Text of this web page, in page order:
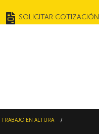
SOLICITAR COTIZACIÓN
EN ALTURA